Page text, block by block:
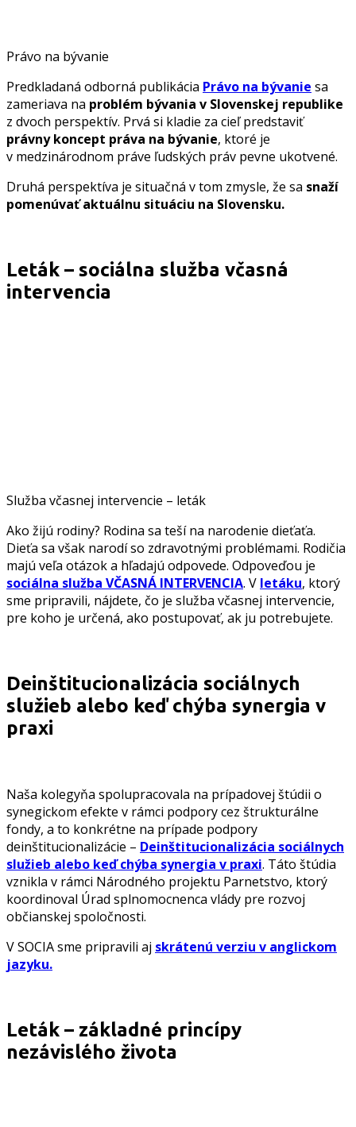
Právo na bývanie
Predkladaná odborná publikácia Právo na bývanie sa
zameriava na problém bývania v Slovenskej republike
z dvoch perspektív. Prvá si kladie za cieľ predstaviť
právny koncept práva na bývanie, ktoré je
v medzinárodnom práve ľudských práv pevne ukotvené.
Druhá perspektíva je situačná v tom zmysle, že sa snaží
pomenúvať aktuálnu situáciu na Slovensku.
Leták – sociálna služba včasná
intervencia
Služba včasnej intervencie – leták
Ako žijú rodiny? Rodina sa teší na narodenie dieťaťa.
Dieťa sa však narodí so zdravotnými problémami. Rodičia
majú veľa otázok a hľadajú odpovede. Odpoveďou je
sociálna služba VČASNÁ INTERVENCIA. V letáku, ktorý
sme pripravili, nájdete, čo je služba včasnej intervencie,
pre koho je určená, ako postupovať, ak ju potrebujete.
Deinštitucionalizácia sociálnych
služieb alebo keď chýba synergia v
praxi
Naša kolegyňa spolupracovala na prípadovej štúdii o
synegickom efekte v rámci podpory cez štrukturálne
fondy, a to konkrétne na prípade podpory
deinštitucionalizácie – Deinštitucionalizácia sociálnych
služieb alebo keď chýba synergia v praxi. Táto štúdia
vznikla v rámci Národného projektu Parnetstvo, ktorý
koordinoval Úrad splnomocnenca vlády pre rozvoj
občianskej spoločnosti.
V SOCIA sme pripravili aj skrátenú verziu v anglickom
jazyku.
Leták – základné princípy
nezávislého života